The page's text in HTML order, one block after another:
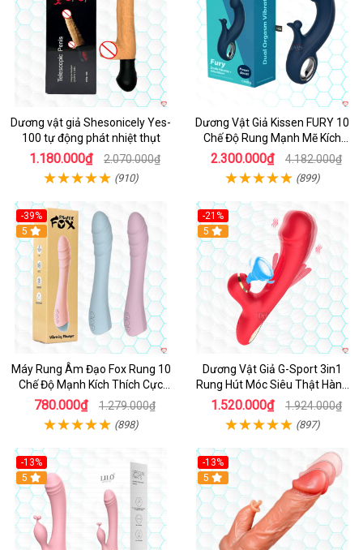
Dương vật giả Shesonicely Yes-
100 tự động phát nhiệt thụt
1.180.000₫ 2.070.000₫
(910)
Dương Vật Giả Kissen FURY 10
Chế Độ Rung Mạnh Mẽ Kích
Thích
2.300.000₫ 4.182.000₫
(899)
-39%
Hot
5
Máy Rung Âm Đạo Fox Rung 10
Chế Độ Mạnh Kích Thích Cực
Sướng
780.000₫ 1.279.000₫
(898)
-21%
Hot
5
Dương Vật Giả G-Sport 3in1
Rung Hút Móc Siêu Thật Hàng
Hot
1.520.000₫ 1.924.000₫
(897)
-13%
Hot
5
-13%
Hot
5